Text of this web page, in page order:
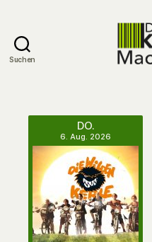
Suchen
DO.
6. Aug. 2026